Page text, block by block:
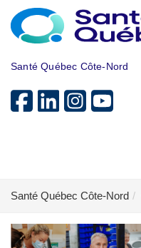
Skip to main content
Santé Québec Côte-Nord
Santé Québec Côte-Nord